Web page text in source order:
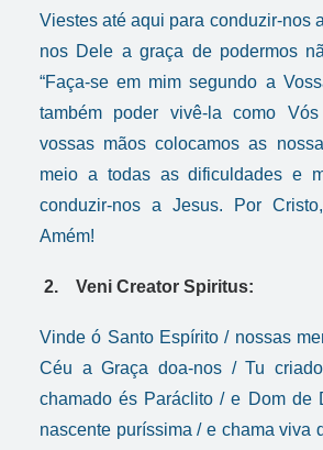
Viestes até aqui para conduzir-nos
nos Dele a graça de podermos
“Faça-se em mim segundo a
também poder vivê-la como
vossas mãos colocamos as
meio a todas as dificuldades e
conduzir-nos a Jesus. Por
Amém!
2. Veni Creator Spiritus:
Vinde ó Santo Espírito / nossas
Céu a Graça doa-nos / Tu
chamado és Paráclito / e Dom de
nascente puríssima / e chama viva